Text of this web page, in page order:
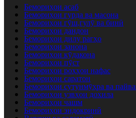
Бемориҳои асаб
Бемориҳои гурда ва масона
Бемориҳои гӯш,гулӯ ва бинӣ
Бемориҳои дандон
Бемориҳои дилу рагҳо
Бемориҳои занона
Бемориҳои кӯдакона
Бемориҳои пӯст
Бемориҳои роҳҳои нафас
Бемориҳои саратон
Бемориҳои сутунмӯҳра ва
Бемориҳои узвҳои дохила
Бемориҳои чашм
Бемориҳои эндокринӣ